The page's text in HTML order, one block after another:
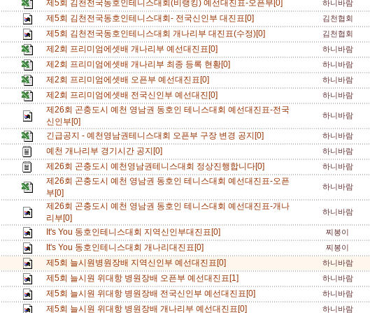
제5회 김천전국동호인테니스대회(비랭킹) 예선대진표-오픈부[0] 하니바람
제5회 김천전국동호인테니스대회- 전국신인부 대진표[0] 김천협회
제5회 김천전국동호인테니스대회 개나리부 대진표(수정)[0] 김천협회
제2회 프리미엄에셋배 개나리부 예선대진표[0] 하니바람
제2회 프리미엄에셋배 개나리부 최종 등록 현황[0] 하니바람
제2회 프리미엄에셋배 오픈부 예선대진표[0] 하니바람
제2회 프리미엄에셋배 전국신인부 예선대진[0] 하니바람
제26회 곤충도시 예천 영남권 동호인 테니스대회 예선대진표-전국
신인부[0]
하니바람
긴급공지 - 예천영남권테니스대회 오픈부 구장 변경 공지[0] 하니바람
예천 개나리부 경기시간 공지[0] 하니바람
제26회 곤충도시 예천영남권테니스대회 정상진행합니다[0] 하니바람
제26회 곤충도시 예천 영남권 동호인 테니스대회 예선대진표-오픈
부[0]
하니바람
제26회 곤충도시 예천 영남권 동호인 테니스대회 예선대진표-개나
리부[0]
하니바람
It's You 동호인테니스대회 지역신인부대진표[0] 찌봉이
It's You 동호인테니스대회 개나리대진표[0] 찌봉이
제5회 늘시원병원장배 지역신인부 예선대진표[0] 하니바람
제5회 늘시원 위대항 병원장배 오픈부 예선대진표[1] 하니바람
제5회 늘시원 위대항 병원장배 전국신인부 예선대진표[0] 하니바람
제5회 늘시원 위대항 병원장배 개나리부 예선대진표[0] 하니바람